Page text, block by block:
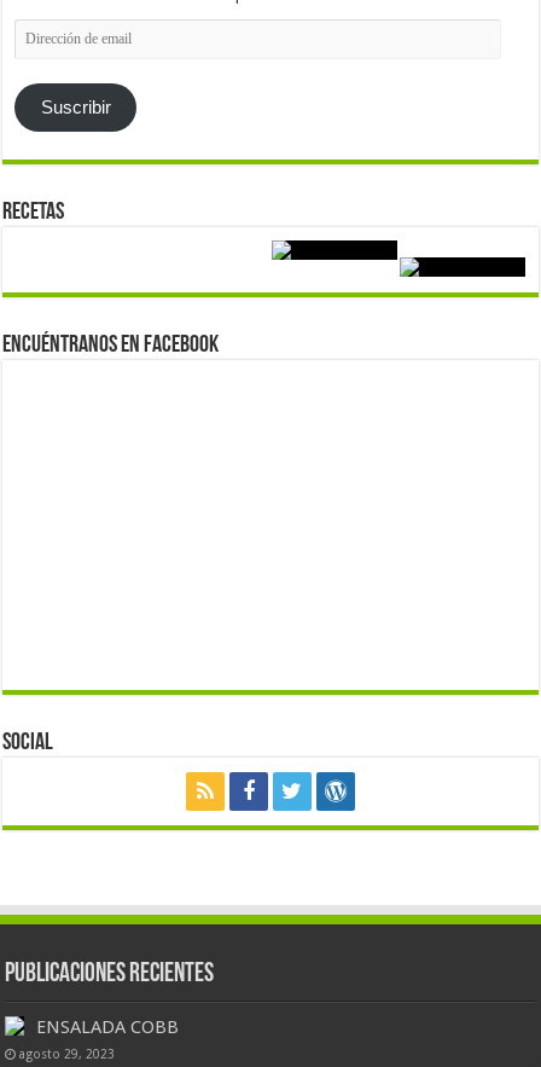
Dirección
de
Suscribir
Recetas
Encuéntranos en Facebook
Social
Publicaciones Recientes
ENSALADA COBB
agosto 29, 2023